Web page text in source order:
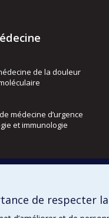
de la douleur
médecine d’urgence
et immunologie
de respecter